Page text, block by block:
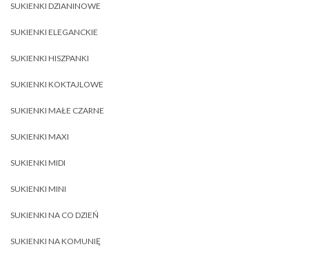
SUKIENKI DZIANINOWE
SUKIENKI ELEGANCKIE
SUKIENKI HISZPANKI
SUKIENKI KOKTAJLOWE
SUKIENKI MAŁE CZARNE
SUKIENKI MAXI
SUKIENKI MIDI
SUKIENKI MINI
SUKIENKI NA CO DZIEŃ
SUKIENKI NA KOMUNIĘ